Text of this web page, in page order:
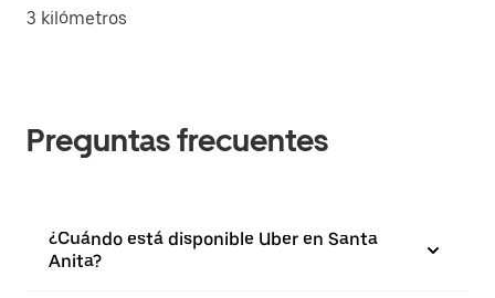
3 kilómetros
Preguntas frecuentes
¿Cuándo está disponible Uber en Santa
Anita?